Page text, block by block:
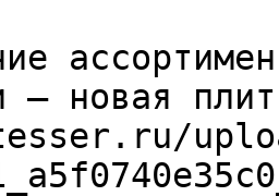
– новая